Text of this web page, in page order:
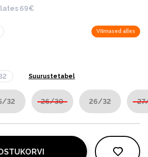
69€
Viimased alles
Suurustetabel
32 26/30 26/32